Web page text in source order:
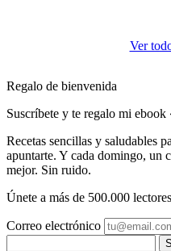
Ver
Regalo de bienvenida
Suscríbete y te regalo mi
Recetas sencillas y saludables
apuntarte. Y cada domingo, un
mejor. Sin ruido.
Únete a más de 500.000
Correo electrónico